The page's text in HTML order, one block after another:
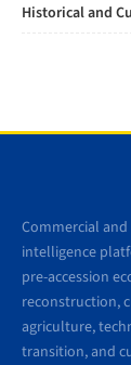
Historical and
Commercial
intelligence
pre-accession
reconstruction,
agriculture,
transition, and